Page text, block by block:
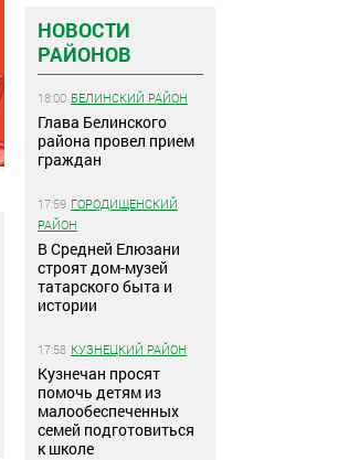
НОВОСТИ
РАЙОНОВ
18:00 БЕЛИНСКИЙ РАЙОН
Глава Белинского
района провел прием
граждан
17:59 ГОРОДИЩЕНСКИЙ
РАЙОН
В Средней Елюзани
строят дом-музей
татарского быта и
истории
17:58 КУЗНЕЦКИЙ РАЙОН
Кузнечан просят
помочь детям из
малообеспеченных
семей подготовиться
к школе